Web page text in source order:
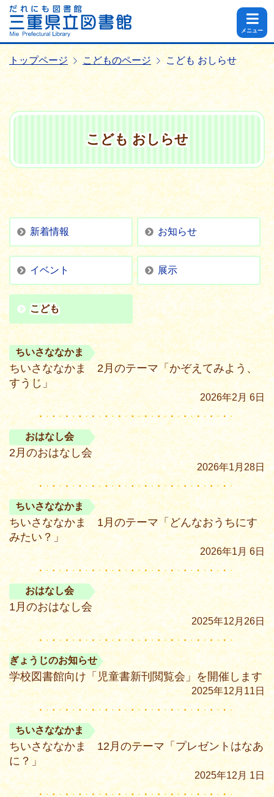
メニュー
トップページ こどものページ こども おしらせ
こども おしらせ
新着情報 お知らせ
イベント 展示
こども
ちいさななかま
ちいさななかま 2月のテーマ「かぞえてみよう、
すうじ」
2026年2月 6日
おはなし会
2月のおはなし会
2026年1月28日
ちいさななかま
ちいさななかま 1月のテーマ「どんなおうちにす
みたい？」
2026年1月 6日
おはなし会
1月のおはなし会
2025年12月26日
ぎょうじのお知らせ
学校図書館向け「児童書新刊閲覧会」を開催します
2025年12月11日
ちいさななかま
ちいさななかま 12月のテーマ「プレゼントはなあ
に？」
2025年12月 1日